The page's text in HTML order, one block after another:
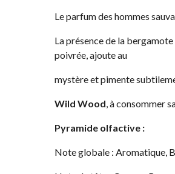
Le parfum des hommes
La présence de la
poivrée, ajoute au
mystère et pimente
Wild Wood , à consommer
Pyramide olfactive :
Note globale : Aromatique,